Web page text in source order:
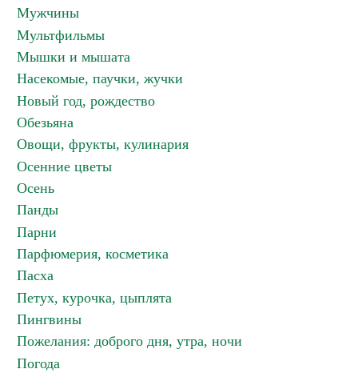
Мужчины
Мультфильмы
Мышки и мышата
Насекомые, паучки, жучки
Новый год, рождество
Обезьяна
Овощи, фрукты, кулинария
Осенние цветы
Осень
Панды
Парни
Парфюмерия, косметика
Пасха
Петух, курочка, цыплята
Пингвины
Пожелания: доброго дня, утра, ночи
Погода